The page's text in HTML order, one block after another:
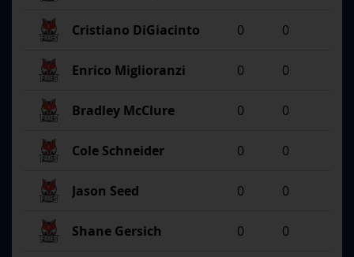
Cristiano DiGiacinto 0 0
Enrico Miglioranzi 0 0
Bradley McClure 0 0
Cole Schneider 0 0
Jason Seed 0 0
Shane Gersich 0 0